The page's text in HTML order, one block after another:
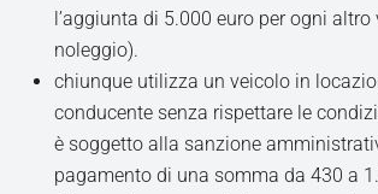
l’aggiunta di 5.000 euro per ogni
noleggio).
chiunque utilizza un veicolo in
conducente senza rispettare le
è soggetto alla sanzione
pagamento di una somma da 430 a